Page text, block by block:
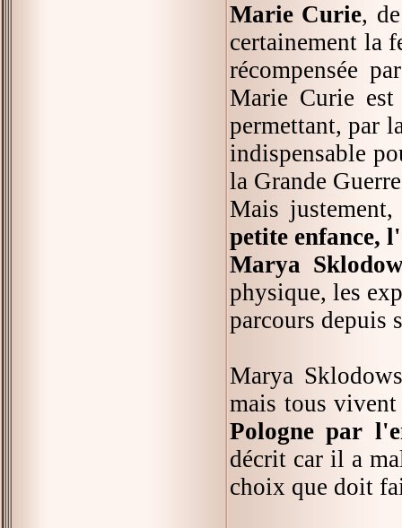
Marie Curie,
certainement la
récompensée
Marie Curie
permettant, par
indispensable
la Grande
Mais
petite enfance,
Marya
physique, les
parcours depuis
Marya
mais tous
Pologne par
décrit car il a
choix que doit